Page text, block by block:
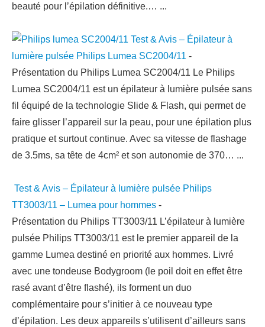
beauté pour l’épilation définitive.… ...
Test & Avis – Épilateur à
lumière pulsée Philips Lumea SC2004/11 -
Présentation du Philips Lumea SC2004/11 Le Philips
Lumea SC2004/11 est un épilateur à lumière pulsée sans
fil équipé de la technologie Slide & Flash, qui permet de
faire glisser l’appareil sur la peau, pour une épilation plus
pratique et surtout continue. Avec sa vitesse de flashage
de 3.5ms, sa tête de 4cm² et son autonomie de 370… ...
Test & Avis – Épilateur à lumière pulsée Philips
TT3003/11 – Lumea pour hommes -
Présentation du Philips TT3003/11 L’épilateur à lumière
pulsée Philips TT3003/11 est le premier appareil de la
gamme Lumea destiné en priorité aux hommes. Livré
avec une tondeuse Bodygroom (le poil doit en effet être
rasé avant d’être flashé), ils forment un duo
complémentaire pour s’initier à ce nouveau type
d’épilation. Les deux appareils s’utilisent d’ailleurs sans